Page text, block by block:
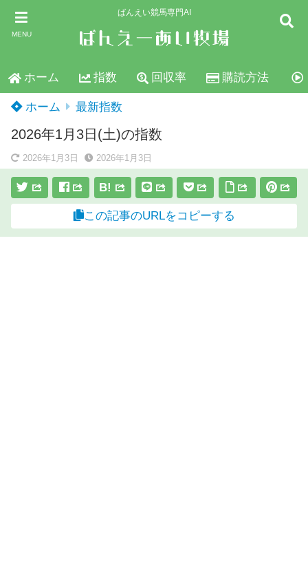
MENU
ばんえい競馬専門AI
ホーム 指数 回収率 購読方法
ホーム 最新指数
2026年1月3日(土)の指数
2026年1月3日 2026年1月3日
B!
この記事のURLをコピーする